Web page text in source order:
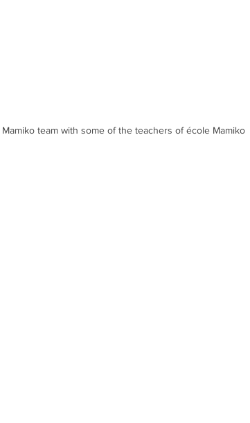
team with some of the teachers of école Mamiko